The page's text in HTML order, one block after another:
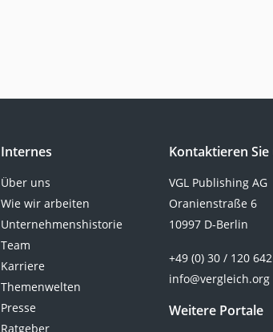
Internes
Über uns
Wie wir arbeiten
Unternehmenshistorie
Team
Karriere
Themenwelten
Presse
Ratgeber
Kontaktieren Sie
VGL Publishing AG
Oranienstraße 6
10997 D-Berlin
+49 (0) 30 / 120
info@vergleich.org
Weitere Portale